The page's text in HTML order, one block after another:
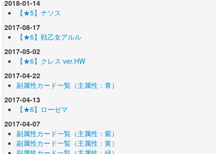
2018-01-14
【★5】ナソス
2017-08-17
【★6】戦乙女アルル
2017-05-02
【★6】クレス ver.HW
2017-04-22
副属性カード一覧（主属性：青）
2017-04-13
【★6】ローゼマ
2017-04-07
副属性カード一覧（主属性：紫）
副属性カード一覧（主属性：黄）